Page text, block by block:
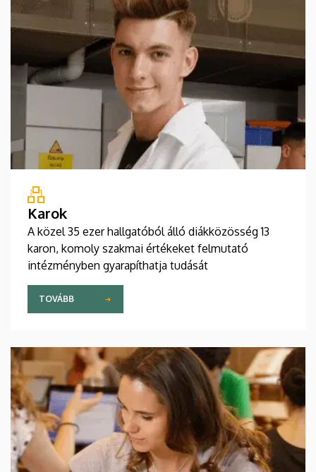
Karok
A közel 35 ezer hallgatóból álló diákközösség 13
karon, komoly szakmai értékeket felmutató
intézményben gyarapíthatja tudását
TOVÁBB